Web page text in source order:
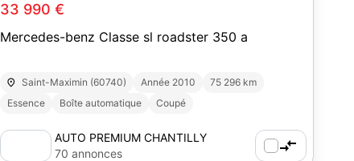
33 990 €
Mercedes-benz Classe sl roadster 350 a
Saint-Maximin (60740) Année 2010
75 296 km
Essence
Boîte automatique Coupé
AUTO PREMIUM CHANTILLY
70 annonces